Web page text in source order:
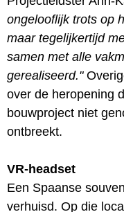
ongelooflijk trots op
maar tegelijkertijd
samen met alle
gerealiseerd."
over de heropening
bouwproject niet
ontbreekt.
VR-headset
Een Spaanse
verhuisd. Op die